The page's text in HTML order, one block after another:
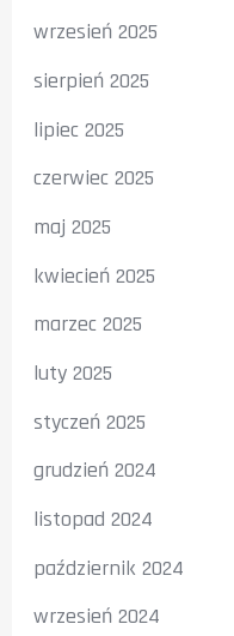
wrzesień 2025
sierpień 2025
lipiec 2025
czerwiec 2025
maj 2025
kwiecień 2025
marzec 2025
luty 2025
styczeń 2025
grudzień 2024
listopad 2024
październik 2024
wrzesień 2024